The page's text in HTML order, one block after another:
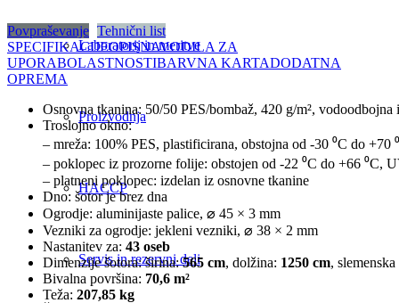
Laboratorij in meritve
Proizvodnja
HACCP
Servis in rezervni deli
Povpraševanje Tehnični list
SPECIFIKACIJEOPISNAVODILA ZA
UPORABOLASTNOSTIBARVNA KARTADODATNA
OPREMA
Osnovna tkanina: 50/50 PES/bombaž, 420 g/m²,
Troslojno okno:
– mreža: 100% PES, plastificirana, obstojna od -30 ⁰C do +70
– poklopec iz prozorne folije: obstojen od -22 ⁰C do +66 ⁰C,
– platneni poklopec: izdelan iz osnovne tkanine
Dno: šotor je brez dna
Ogrodje: aluminijaste palice, ⌀ 45 × 3 mm
Vezniki za ogrodje: jekleni vezniki, ⌀ 38 × 2 mm
Nastanitev za: 43 oseb
Dimenzije šotora: širina:565 cm, dolžina: 1250 cm,
Bivalna površina: 70,6 m²
Teža: 207,85 kg